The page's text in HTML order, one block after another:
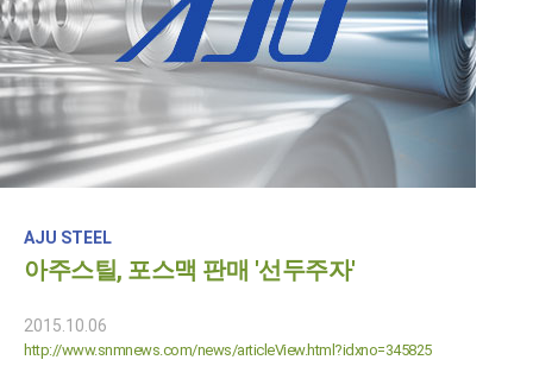
AJU STEEL
아주스틸, 포스맥 판매 '선두주자'
2015.10.06
http://www.snmnews.com/news/articleView.html?idxno=345825